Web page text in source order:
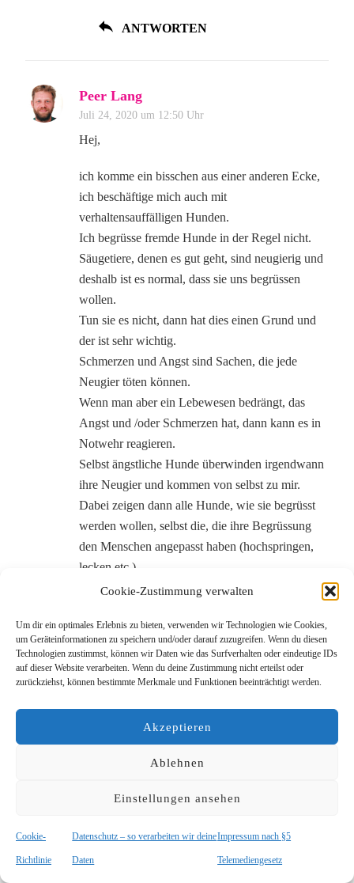
Cookie-Zustimmung verwalten
Um dir ein optimales Erlebnis zu bieten, verwenden wir Technologien wie Cookies,
um Geräteinformationen zu speichern und/oder darauf zuzugreifen. Wenn du diesen
Technologien zustimmst, können wir Daten wie das Surfverhalten oder eindeutige IDs
auf dieser Website verarbeiten. Wenn du deine Zustimmung nicht erteilst oder
zurückziehst, können bestimmte Merkmale und Funktionen beeinträchtigt werden.
Akzeptieren
Ablehnen
Einstellungen ansehen
Cookie-
Richtlinie
Datenschutz – so verarbeiten wir deine
Daten
Impressum nach §5
Telemediengesetz
ANTWORTEN
Peer Lang
Juli 24, 2020 um 12:50 Uhr
Hej,
ich komme ein bisschen aus einer anderen Ecke,
ich beschäftige mich auch mit
verhaltensauffälligen Hunden.
Ich begrüsse fremde Hunde in der Regel nicht.
Säugetiere, denen es gut geht, sind neugierig und
deshalb ist es normal, dass sie uns begrüssen
wollen.
Tun sie es nicht, dann hat dies einen Grund und
der ist sehr wichtig.
Schmerzen und Angst sind Sachen, die jede
Neugier töten können.
Wenn man aber ein Lebewesen bedrängt, das
Angst und /oder Schmerzen hat, dann kann es in
Notwehr reagieren.
Selbst ängstliche Hunde überwinden irgendwann
ihre Neugier und kommen von selbst zu mir.
Dabei zeigen dann alle Hunde, wie sie begrüsst
werden wollen, selbst die, die ihre Begrüssung
den Menschen angepasst haben (hochspringen,
lecken etc.)
Es wundert die Menschen immer wieder, dass
unbedingt begrüssen wollen, wenn sie mich
kennen gelernt haben, dabei ist es so einfach,
freundliche Menschen mag man und
Zurückhaltung ist unter Hunden freundlich.
Noch eine kleine Bitte, habt ihr einen Hund, der
aggressiv auf Besucher reagiert, dann informiert
noch nie gebissen wurde.
Verhalten des Hundes ist immer vom Halter
beeinflusst.